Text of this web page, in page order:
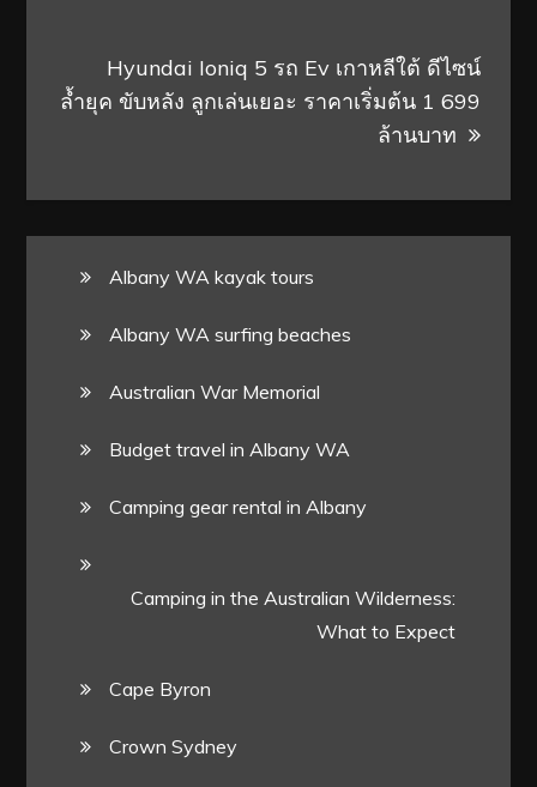
Hyundai Ioniq 5 รถ Ev เกาหลีใต้ ดีไซน์
ล้ำยุค ขับหลัง ลูกเล่นเยอะ ราคาเริ่มต้น 1 699
ล้านบาท
Albany WA kayak tours
Albany WA surfing beaches
Australian War Memorial
Budget travel in Albany WA
Camping gear rental in Albany
Camping in the Australian Wilderness:
What to Expect
Cape Byron
Crown Sydney